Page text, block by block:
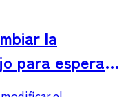
la
para esperar
reenvío